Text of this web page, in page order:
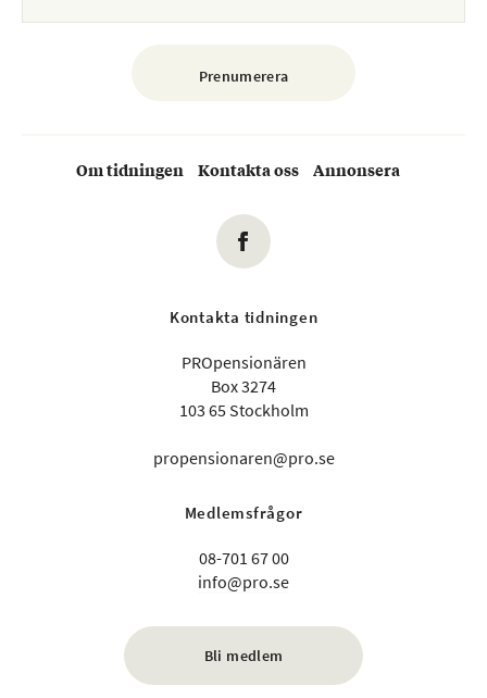
Om tidningen Kontakta oss Annonsera
Kontakta tidningen
PROpensionären
Box 3274
103 65 Stockholm
propensionaren@pro.se
Medlemsfrågor
08-701 67 00
info@pro.se
Bli medlem